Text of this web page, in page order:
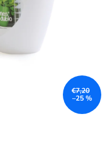
€7,20
–25 %